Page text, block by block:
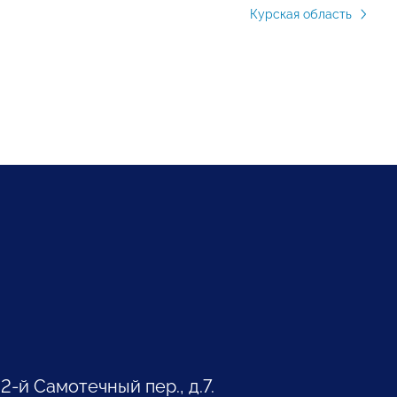
Курская область
й Самотечный пер., д.7.